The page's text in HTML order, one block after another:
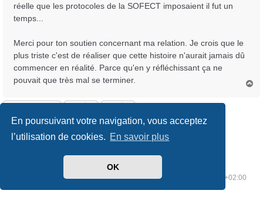
En poursuivant votre navigation, vous acceptez
l’utilisation de cookies. En savoir plus
OK
réelle que les protocoles de la SOFECT imposaient il fut un
temps...
Merci pour ton soutien concernant ma relation. Je crois que le
plus triste c'est de réaliser que cette histoire n'aurait jamais dû
commencer en réalité. Parce qu'en y réfléchissant ça ne
pouvait que très mal se terminer.
6 messages • Page1sur1
Supprimer les cookies Heures au format UTC+02:00